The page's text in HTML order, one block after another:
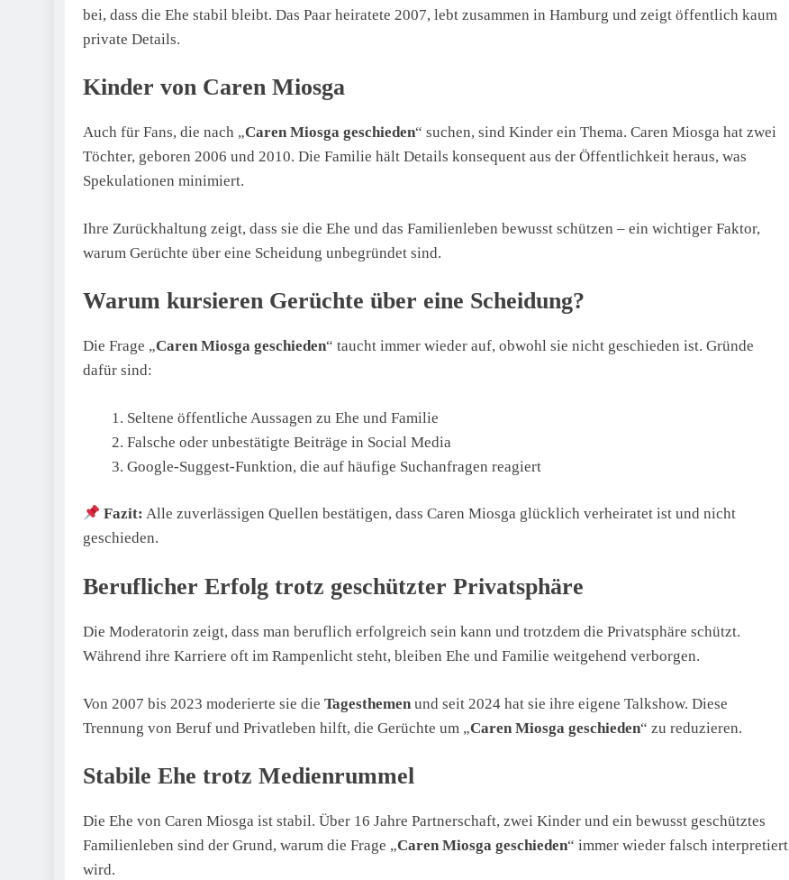
bei, dass die Ehe stabil bleibt. Das Paar heiratete 2007, lebt zusammen in Hamburg und zeigt öffentlich kaum
private Details.
Kinder von Caren Miosga
Auch für Fans, die nach „Caren Miosga geschieden“ suchen, sind Kinder ein Thema. Caren Miosga hat zwei
Töchter, geboren 2006 und 2010. Die Familie hält Details konsequent aus der Öffentlichkeit heraus, was
Spekulationen minimiert.
Ihre Zurückhaltung zeigt, dass sie die Ehe und das Familienleben bewusst schützen – ein wichtiger Faktor,
warum Gerüchte über eine Scheidung unbegründet sind.
Warum kursieren Gerüchte über eine Scheidung?
Die Frage „Caren Miosga geschieden“ taucht immer wieder auf, obwohl sie nicht geschieden ist. Gründe
dafür sind:
Seltene öffentliche Aussagen zu Ehe und Familie
Falsche oder unbestätigte Beiträge in Social Media
Google-Suggest-Funktion, die auf häufige Suchanfragen reagiert
Fazit: Alle zuverlässigen Quellen bestätigen, dass Caren Miosga glücklich verheiratet ist und nicht
geschieden.
Beruflicher Erfolg trotz geschützter Privatsphäre
Die Moderatorin zeigt, dass man beruflich erfolgreich sein kann und trotzdem die Privatsphäre schützt.
Während ihre Karriere oft im Rampenlicht steht, bleiben Ehe und Familie weitgehend verborgen.
Von 2007 bis 2023 moderierte sie die Tagesthemen und seit 2024 hat sie ihre eigene Talkshow. Diese
Trennung von Beruf und Privatleben hilft, die Gerüchte um „Caren Miosga geschieden“ zu reduzieren.
Stabile Ehe trotz Medienrummel
Die Ehe von Caren Miosga ist stabil. Über 16 Jahre Partnerschaft, zwei Kinder und ein bewusst geschütztes
Familienleben sind der Grund, warum die Frage „Caren Miosga geschieden“ immer wieder falsch interpretiert
wird.